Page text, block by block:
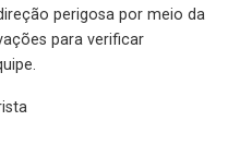
perigosa por meio da
para verificar